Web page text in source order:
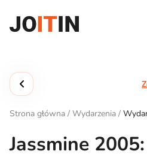
treści
Kontakt
Strona główna / Wydarzenia /
Jassmine